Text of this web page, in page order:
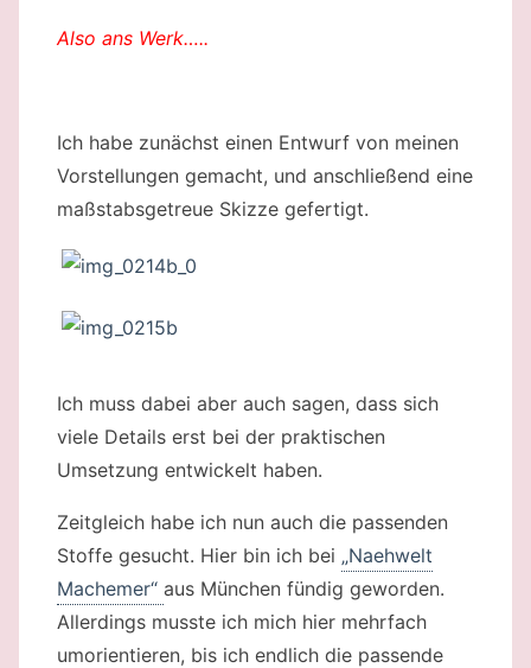
Also ans Werk…..
Ich habe zunächst einen Entwurf von meinen
Vorstellungen gemacht, und anschließend eine
maßstabsgetreue Skizze gefertigt.
Ich muss dabei aber auch sagen, dass sich
viele Details erst bei der praktischen
Umsetzung entwickelt haben.
Zeitgleich habe ich nun auch die passenden
Stoffe gesucht. Hier bin ich bei „Naehwelt
Machemer“ aus München fündig geworden.
Allerdings musste ich mich hier mehrfach
umorientieren, bis ich endlich die passende